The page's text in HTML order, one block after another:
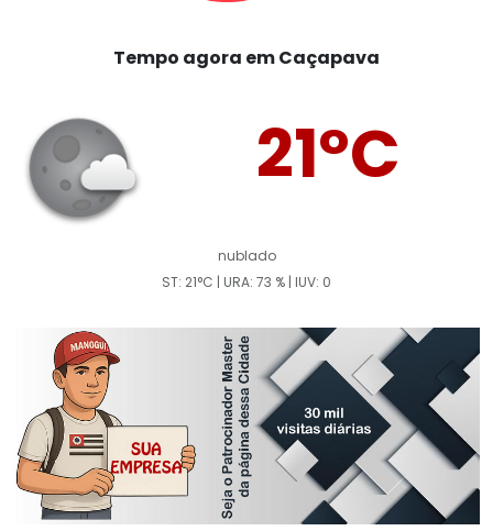
Tempo agora em Caçapava
21°C
nublado
ST: 21°C | URA: 73 % | IUV: 0